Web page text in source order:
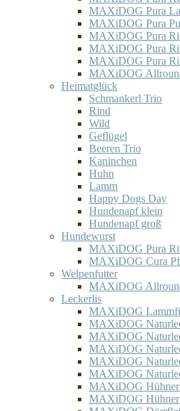
MAXiDOG Pura
MAXiDOG Pura
MAXiDOG Pura
MAXiDOG Pura
MAXiDOG Pura
MAXiDOG
Heimatglück
Schmankerl Trio
Rind
Wild
Geflügel
Beeren Trio
Kaninchen
Huhn
Lamm
Happy Dogs Day
Hundenapf klein
Hundenapf groß
Hundewurst
MAXiDOG Pura
MAXiDOG Cura
Welpenfutter
MAXiDOG
Leckerlis
MAXiDOG
MAXiDOG
MAXiDOG
MAXiDOG
MAXiDOG
MAXiDOG
MAXiDOG
MAXiDOG